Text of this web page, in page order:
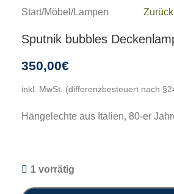
Start/Möbel /Lampen
Sputnik bubbles
350,00€
inkl. MwSt. (differenzbesteuert nach
Hängelechte aus Italien, 80-er
1 vorrätig